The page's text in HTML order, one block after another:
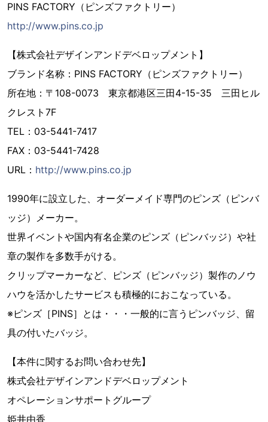
PINS FACTORY（ピンズファクトリー）
http://www.pins.co.jp
【株式会社デザインアンドデベロップメント】
ブランド名称：PINS FACTORY（ピンズファクトリー）
所在地：〒108-0073 東京都港区三田4-15-35 三田ヒル
クレスト7F
TEL：03-5441-7417
FAX：03-5441-7428
URL： http://www.pins.co.jp
1990年に設立した、オーダーメイド専門のピンズ（ピンバ
ッジ）メーカー。
世界イベントや国内有名企業のピンズ（ピンバッジ）や社
章の製作を多数手がける。
クリップマーカーなど、ピンズ（ピンバッジ）製作のノウ
ハウを活かしたサービスも積極的におこなっている。
※ピンズ［PINS］とは・・・一般的に言うピンバッジ、留
具の付いたバッジ。
【本件に関するお問い合わせ先】
株式会社デザインアンドデベロップメント
オペレーションサポートグループ
姫井由香